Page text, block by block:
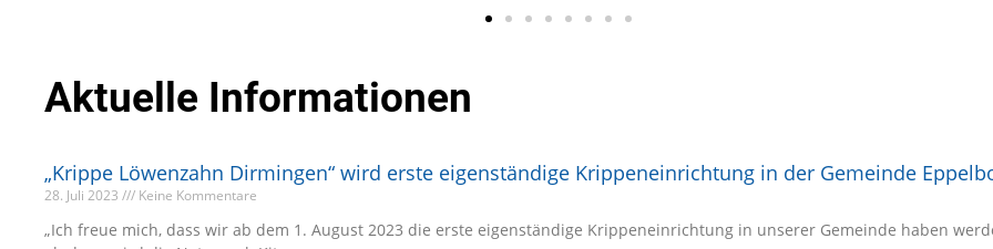
Aktuelle Informationen
„Krippe Löwenzahn Dirmingen“ wird erste eigenständige Krippeneinrichtung in der Gemeinde
28. Juli 2023 Keine Kommentare
„Ich freue mich, dass wir ab dem 1. August 2023 die erste eigenständige Krippeneinrichtung in unserer Gemeinde haben